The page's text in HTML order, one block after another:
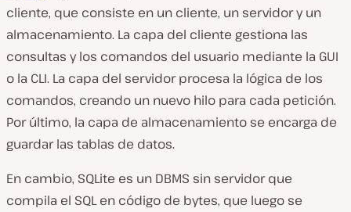
cliente, que consiste en un cliente, un servidor y un
almacenamiento. La capa del cliente gestiona las
consultas y los comandos del usuario mediante la GUI
o la CLI. La capa del servidor procesa la lógica de los
comandos, creando un nuevo hilo para cada petición.
Por último, la capa de almacenamiento se encarga de
guardar las tablas de datos.
En cambio, SQLite es un DBMS sin servidor que
compila el SQL en código de bytes, que luego se